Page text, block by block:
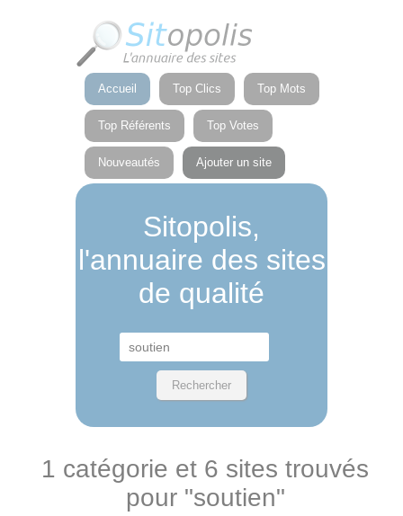
Accueil Top Clics Top Mots
Top Référents Top Votes
Nouveautés Ajouter un site
Sitopolis,
l'annuaire des sites
de qualité
1 catégorie et 6 sites trouvés
pour "soutien"